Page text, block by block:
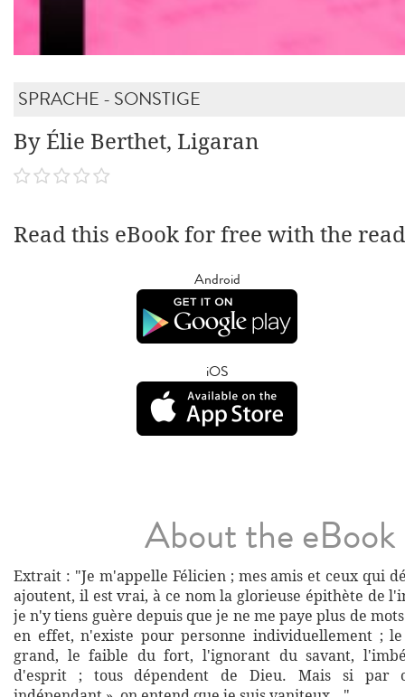
SPRACHE - SONSTIGE
By Élie Berthet, Ligaran
Read this eBook for free with the
Android
iOS
About the eBook
Extrait : "Je m'appelle Félicien ; mes amis et ceux qui
ajoutent, il est vrai, à ce nom la glorieuse épithète de
je n'y tiens guère depuis que je ne me paye plus de
en effet, n'existe pour personne individuellement ;
grand, le faible du fort, l'ignorant du savant,
d'esprit ; tous dépendent de Dieu. Mais si par